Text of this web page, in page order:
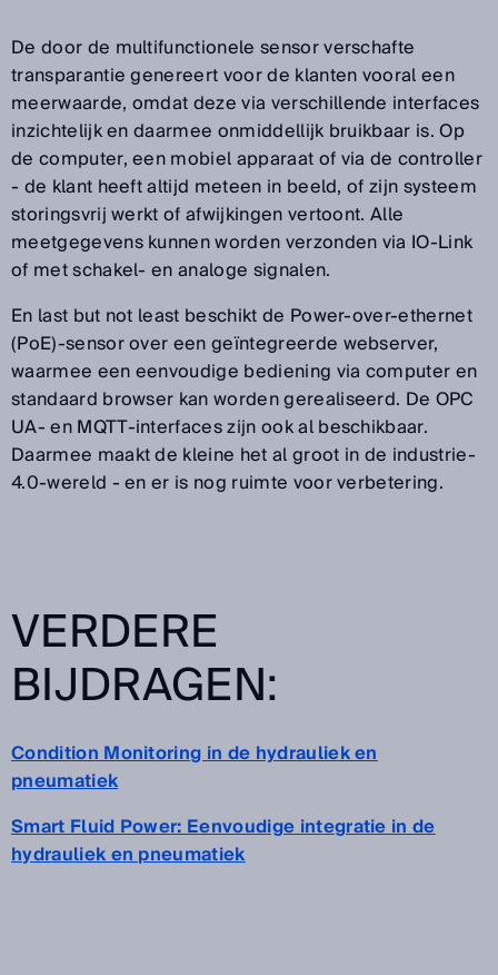
De door de multifunctionele sensor verschafte
transparantie genereert voor de klanten vooral een
meerwaarde, omdat deze via verschillende interfaces
inzichtelijk en daarmee onmiddellijk bruikbaar is. Op
de computer, een mobiel apparaat of via de controller
- de klant heeft altijd meteen in beeld, of zijn systeem
storingsvrij werkt of afwijkingen vertoont. Alle
meetgegevens kunnen worden verzonden via IO-Link
of met schakel- en analoge signalen.
En last but not least beschikt de Power-over-ethernet
(PoE)-sensor over een geïntegreerde webserver,
waarmee een eenvoudige bediening via computer en
standaard browser kan worden gerealiseerd. De OPC
UA- en MQTT-interfaces zijn ook al beschikbaar.
Daarmee maakt de kleine het al groot in de industrie-
4.0-wereld - en er is nog ruimte voor verbetering.
VERDERE
BIJDRAGEN:
Condition Monitoring in de hydrauliek en
pneumatiek
Smart Fluid Power: Eenvoudige integratie in de
hydrauliek en pneumatiek